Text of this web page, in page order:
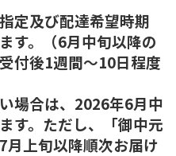
定及び配達希望時期
す。（6月中旬以降の
付後1週間～10日程度
場合は、2026年6月中
す。ただし、「御中元
月上旬以降順次お届け